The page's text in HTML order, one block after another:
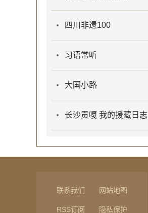
四川非遗100
习语常听
大国小路
长沙贡嘎 我的援藏日志
联系我们 网站地图
RSS订阅 隐私保护